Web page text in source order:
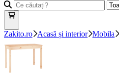
Zakito.ro Acasă și interior Mobila